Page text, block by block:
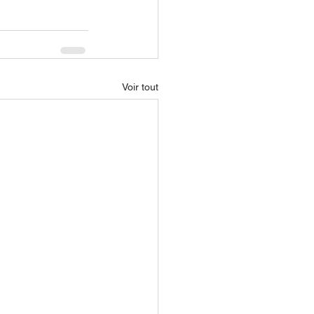
Voir tout